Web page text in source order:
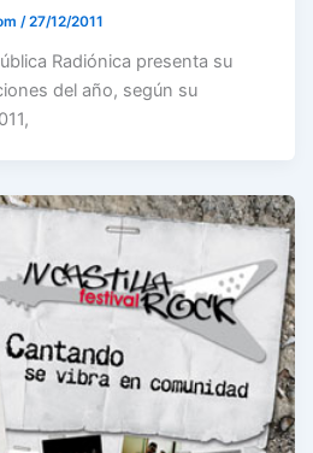
/27/12/2011
Radiónica presenta su
del año, según su